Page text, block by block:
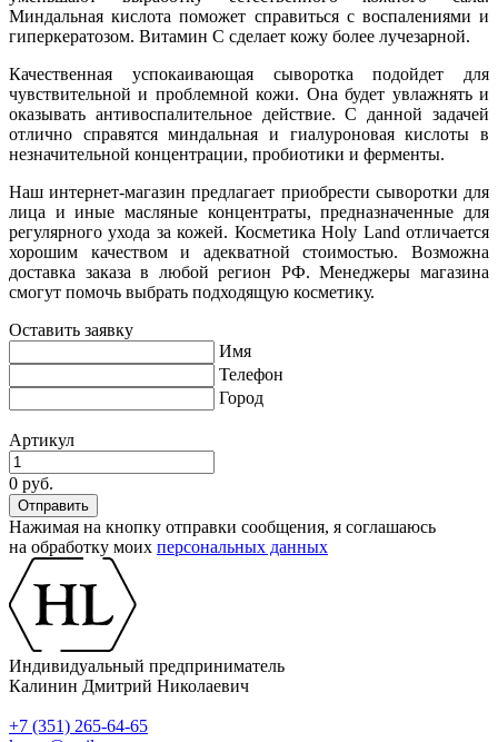
Миндальная кислота поможет справиться с воспалениями и
гиперкератозом. Витамин С сделает кожу более лучезарной.
Качественная успокаивающая сыворотка подойдет для
чувствительной и проблемной кожи. Она будет увлажнять и
оказывать антивоспалительное действие. С данной задачей
отлично справятся миндальная и гиалуроновая кислоты в
незначительной концентрации, пробиотики и ферменты.
Наш интернет-магазин предлагает приобрести сыворотки для
лица и иные масляные концентраты, предназначенные для
регулярного ухода за кожей. Косметика Holy Land отличается
хорошим качеством и адекватной стоимостью. Возможна
доставка заказа в любой регион РФ. Менеджеры магазина
смогут помочь выбрать подходящую косметику.
Оставить заявку
Имя
Телефон
Город
Артикул
0 руб.
Нажимая на кнопку отправки сообщения, я соглашаюсь
на обработку моих персональных данных
Индивидуальный предприниматель
Калинин Дмитрий Николаевич
+7 (351) 265-64-65